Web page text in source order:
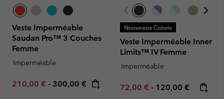
Veste Imperméable
Saudan Pro™ 3 Couches
Femme
Imperméable
Minimum sale price:
210,00 € - Maximum price:
300,00 €
Nouveaux Coloris
Veste Imperméable Inner
Limits™ IV Femme
Imperméable
Minimum sale price:
72,00 € - Maximum price:
120,00 €